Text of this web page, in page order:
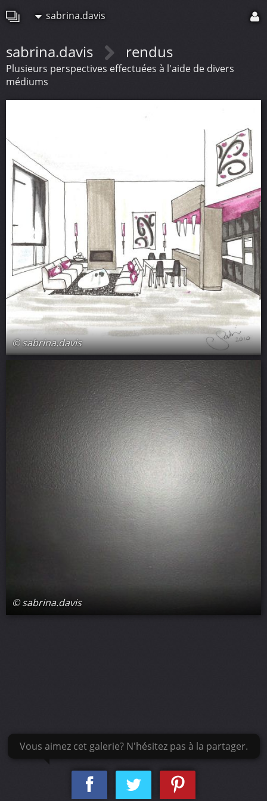
sabrina.davis
sabrina.davis rendus
Plusieurs perspectives effectuées à l'aide de divers
médiums
© sabrina.davis
© sabrina.davis
Vous aimez cet galerie? N'hésitez pas à la partager.